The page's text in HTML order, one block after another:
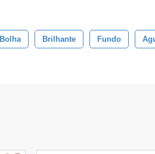
Bolha Brilhante Fundo